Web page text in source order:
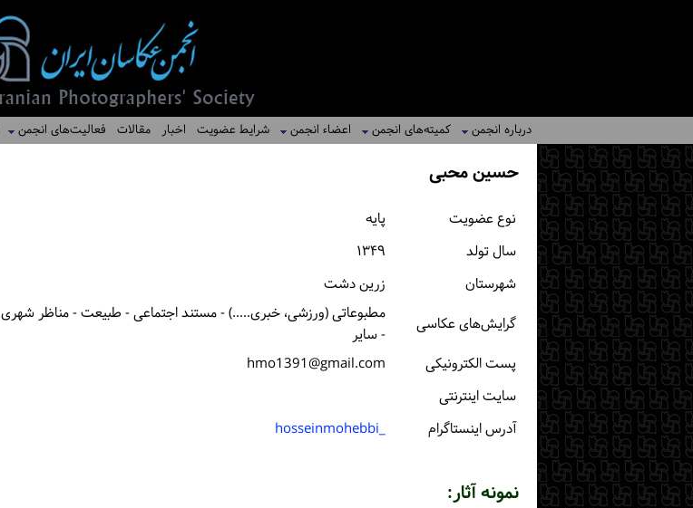
درباره انجمن کمیته‌های انجمن اعضاء انجمن شرایط عضویت اخبار مقالات فعالیت‌های انجمن
حسین محبی
نوع عضویت
پایه
سال تولد
۱۳۴۹
شهرستان
زرین دشت
گرایش‌های عکاسی
مطبوعاتی (ورزشی، خبری.....) - مستند اجتماعی - طبیعت - مناظر شهری
- سایر
پست الكترونیكی
hmo1391@gmail.com
سایت اینترنتی
آدرس اینستاگرام
_hosseinmohebbi
نمونه آثار: